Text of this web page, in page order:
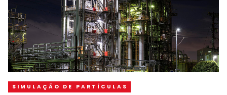
SIMULAÇÃO DE PARTÍCULAS